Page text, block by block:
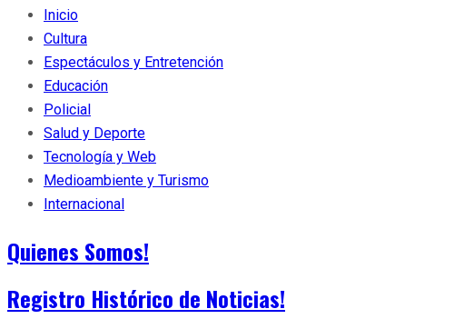
Inicio
Cultura
Espectáculos y Entretención
Educación
Policial
Salud y Deporte
Tecnología y Web
Medioambiente y Turismo
Internacional
Quienes Somos!
Registro Histórico de Noticias!